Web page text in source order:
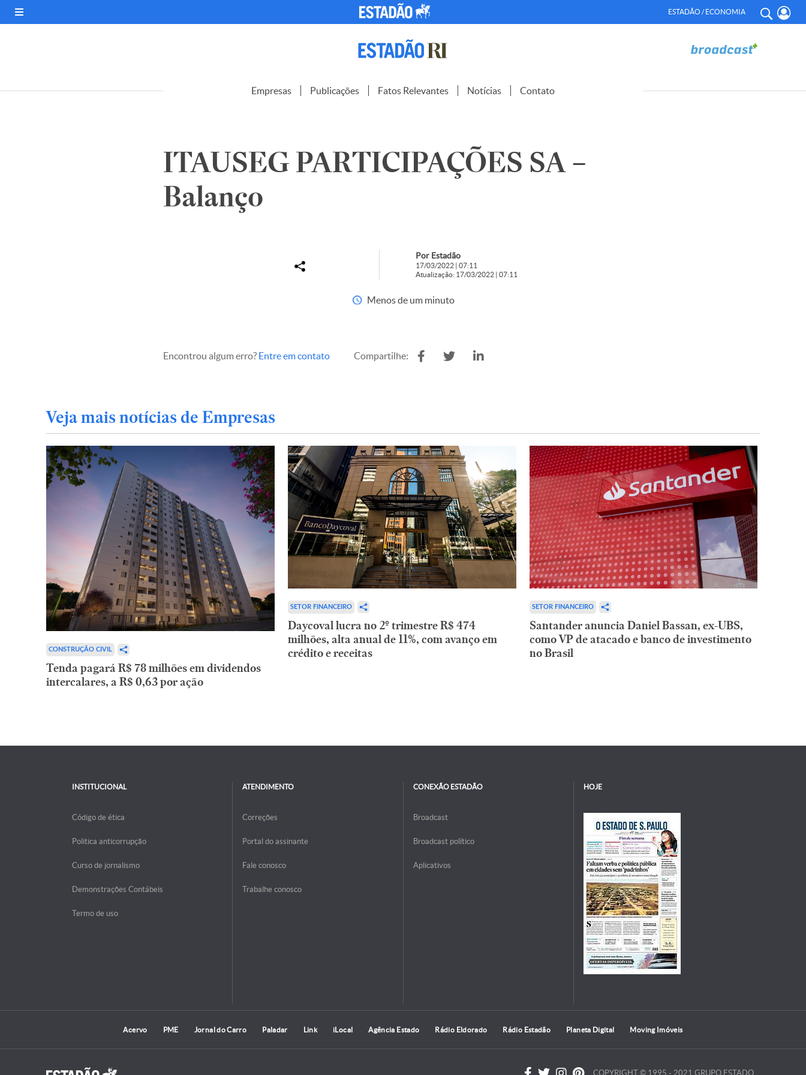
ESTADÃO / ECONOMIA
Empresas Publicações Fatos Relevantes Notícias Contato
ITAUSEG PARTICIPAÇÕES SA –
Balanço
Por Estadão
17/03/2022 | 07:11
Atualização: 17/03/2022 | 07:11
Menos de um minuto
Encontrou algum erro? Entre em contato Compartilhe:
Veja mais notícias de Empresas
CONSTRUÇÃO CIVIL
Tenda pagará R$ 78 milhões em dividendos
intercalares, a R$ 0,63 por ação
SETOR FINANCEIRO
Daycoval lucra no 2º trimestre R$ 474
milhões, alta anual de 11%, com avanço em
crédito e receitas
SETOR FINANCEIRO
Santander anuncia Daniel Bassan, ex-UBS,
como VP de atacado e banco de investimento
no Brasil
INSTITUCIONAL
Código de ética
Politica anticorrupção
Curso de jornalismo
Demonstrações Contábeis
Termo de uso
ATENDIMENTO
Correções
Portal do assinante
Fale conosco
Trabalhe conosco
CONEXÃO ESTADÃO
Broadcast
Broadcast político
Aplicativos
HOJE
Acervo PME Jornal do Carro Paladar Link iLocal Agência Estado Rádio Eldorado Rádio Estadão Planeta Digital Moving Imóveis
COPYRIGHT © 1995 - 2021 GRUPO ESTADO